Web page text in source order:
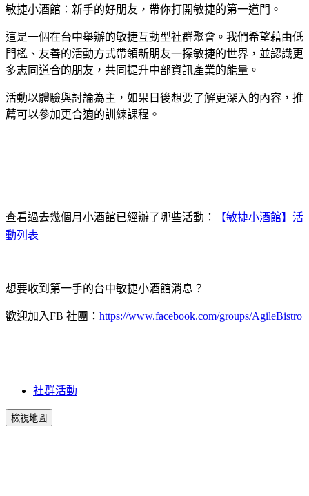
敏捷小酒館：新手的好朋友，帶你打開敏捷的第一道門。
這是一個在台中舉辦的敏捷互動型社群聚會。我們希望藉由低
門檻、友善的活動方式帶領新朋友一探敏捷的世界，並認識更
多志同道合的朋友，共同提升中部資訊產業的能量。
活動以體驗與討論為主，如果日後想要了解更深入的內容，推
薦可以參加更合適的訓練課程。
查看過去幾個月小酒館已經辦了哪些活動：
【敏捷小酒館】活
動列表
想要收到第一手的台中敏捷小酒館消息？
歡迎加入FB 社團： https://www.facebook.com/groups/AgileBistro
社群活動
檢視地圖